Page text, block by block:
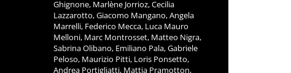
Ghignone, Marlène Jorrioz, Cecilia
Lazzarotto, Giacomo Mangano, Angela
Marrelli, Federico Mecca, Luca Mauro
Melloni, Marc Montrosset, Matteo Nigra,
Sabrina Olibano, Emiliano Pala, Gabriele
Peloso, Maurizio Pitti, Loris Ponsetto,
Andrea Portigliatti, Mattia Pramotton,